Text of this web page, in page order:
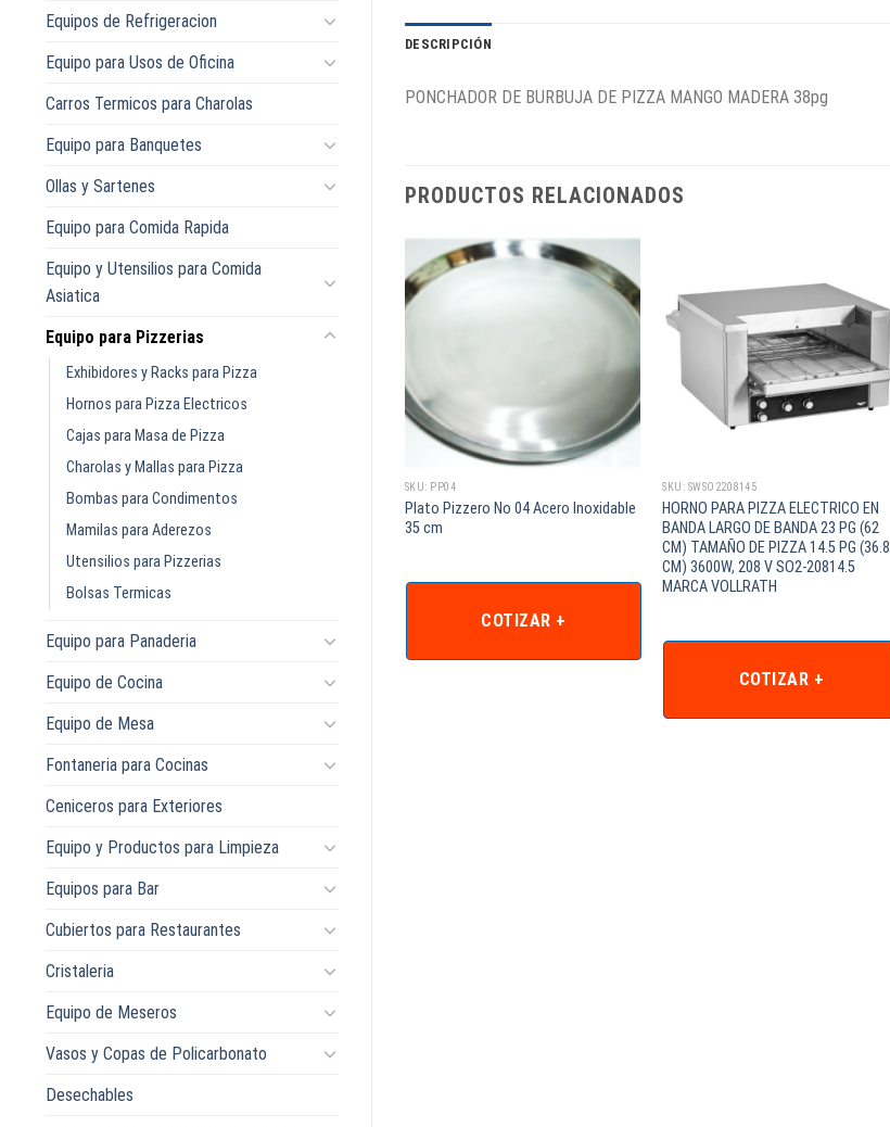
Equipos de Refrigeracion
Equipo para Usos de Oficina
Carros Termicos para Charolas
Equipo para Banquetes
Ollas y Sartenes
Equipo para Comida Rapida
Equipo y Utensilios para Comida
Asiatica
Equipo para Pizzerias
Exhibidores y Racks para Pizza
Hornos para Pizza Electricos
Cajas para Masa de Pizza
Charolas y Mallas para Pizza
Bombas para Condimentos
Mamilas para Aderezos
Utensilios para Pizzerias
Bolsas Termicas
Equipo para Panaderia
Equipo de Cocina
Equipo de Mesa
Fontaneria para Cocinas
Ceniceros para Exteriores
Equipo y Productos para Limpieza
Equipos para Bar
Cubiertos para Restaurantes
Cristaleria
Equipo de Meseros
Vasos y Copas de Policarbonato
Desechables
DESCRIPCIÓN
PONCHADOR DE BURBUJA DE PIZZA MANGO MADERA 38pg
PRODUCTOS RELACIONADOS
SKU: PP04
Plato Pizzero No 04 Acero Inoxidable
35 cm
COTIZAR +
SKU: SWSO2208145
HORNO PARA PIZZA ELECTRICO EN
BANDA LARGO DE BANDA 23 PG (62
CM) TAMAÑO DE PIZZA 14.5 PG (36.8
CM) 3600W, 208 V SO2-20814.5
MARCA VOLLRATH
COTIZAR +
DISPENSADOR DE CONDIMENTOS San
Jamar P9810 – 1 GALON / 3.78 LTS